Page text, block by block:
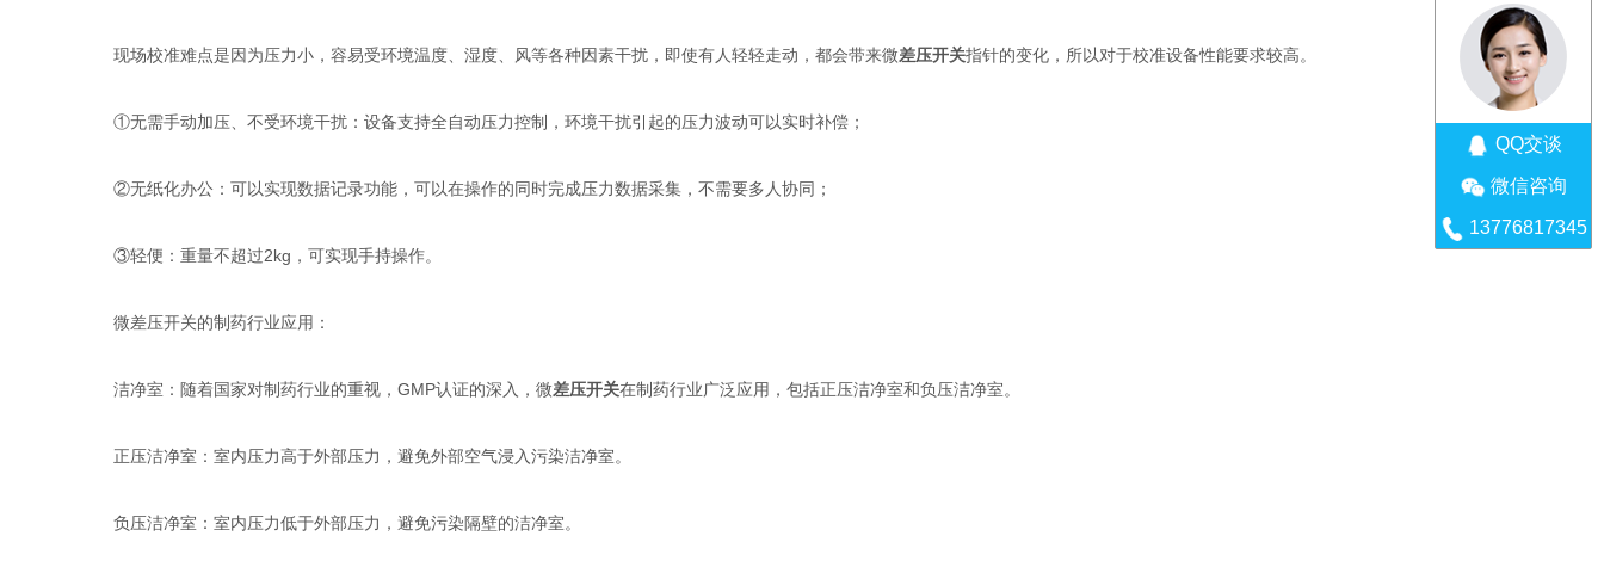
现场校准难点是因为压力小，容易受环境温度、湿度、风等各种因素干扰，即使有人轻轻走动，都会带来微差压开关指针的变化，所以对于校准设备性能要求较高。
①无需手动加压、不受环境干扰：设备支持全自动压力控制，环境干扰引起的压力波动可以实时补偿；
②无纸化办公：可以实现数据记录功能，可以在操作的同时完成压力数据采集，不需要多人协同；
③轻便：重量不超过2kg，可实现手持操作。
微差压开关的制药行业应用：
洁净室：随着国家对制药行业的重视，GMP认证的深入，微差压开关在制药行业广泛应用，包括正压洁净室和负压洁净室。
正压洁净室：室内压力高于外部压力，避免外部空气浸入污染洁净室。
负压洁净室：室内压力低于外部压力，避免污染隔壁的洁净室。
QQ交谈
微信咨询
13776817345